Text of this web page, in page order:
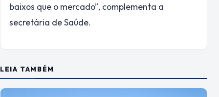
baixos que o mercado”, complementa a
secretária de Saúde.
LEIA TAMBÉM